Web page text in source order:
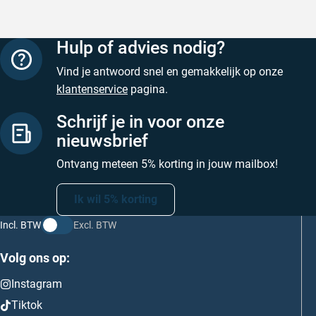
Hulp of advies nodig?
Vind je antwoord snel en gemakkelijk op onze
klantenservice pagina.
Schrijf je in voor onze
nieuwsbrief
Ontvang meteen 5% korting in jouw mailbox!
Ik wil 5% korting
Incl. BTW Excl. BTW
Volg ons op:
Instagram
Tiktok